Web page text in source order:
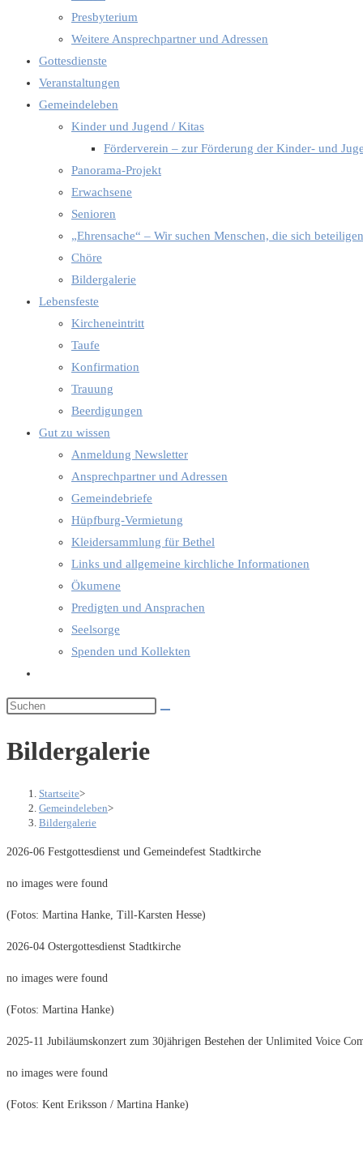
Presbyterium
Weitere Ansprechpartner und Adressen
Gottesdienste
Veranstaltungen
Gemeindeleben
Kinder und Jugend / Kitas
Förderverein – zur Förderung der Kinder- und
Panorama-Projekt
Erwachsene
Senioren
„Ehrensache“ – Wir suchen Menschen, die sich beteiligen
Chöre
Bildergalerie
Lebensfeste
Kircheneintritt
Taufe
Konfirmation
Trauung
Beerdigungen
Gut zu wissen
Anmeldung Newsletter
Ansprechpartner und Adressen
Gemeindebriefe
Hüpfburg-Vermietung
Kleidersammlung für Bethel
Links und allgemeine kirchliche Informationen
Ökumene
Predigten und Ansprachen
Seelsorge
Spenden und Kollekten
umschalten
Bildergalerie
Startseite>
Gemeindeleben>
Bildergalerie
2026-06 Festgottesdienst und Gemeindefest Stadtkirche
no images were found
(Fotos: Martina Hanke, Till-Karsten Hesse)
2026-04 Ostergottesdienst Stadtkirche
no images were found
(Fotos: Martina Hanke)
2025-11 Jubiläumskonzert zum 30jährigen Bestehen der Unlimited Voice
no images were found
(Fotos: Kent Eriksson / Martina Hanke)